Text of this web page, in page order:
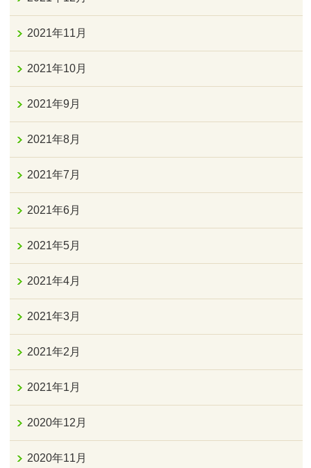
2021年11月
2021年10月
2021年9月
2021年8月
2021年7月
2021年6月
2021年5月
2021年4月
2021年3月
2021年2月
2021年1月
2020年12月
2020年11月